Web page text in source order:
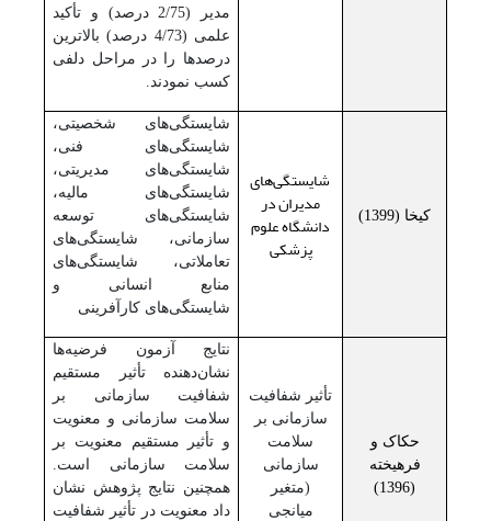
مدیر (2/75 درصد) و تأکید
علمی (4/73 درصد) بالاترین
درصدها را در مراحل دلفی
کسب نمودند.
کیخا (1399)
شایستگی‌های
مدیران در
دانشگاه‌ علوم
پزشکی
شایستگی‌های شخصیتی،
شایستگی‌های فنی،
شایستگی‌های مدیریتی،
شایستگی‌های مالیه،
شایستگی‌های توسعه
سازمانی، شایستگی‌های
تعاملاتی، شایستگی‌های
منابع انسانی و
شایستگی‌های کارآفرینی
حکاک و
فرهیخته
(1396)
تأثیر شفافیت
سازمانی بر
سلامت
سازمانی
(متغیر
میانجی
نتایج آزمون فرضیه‌ها
نشان‌دهنده تأثیر مستقیم
شفافیت سازمانی بر
سلامت سازمانی و معنویت
و تأثیر مستقیم معنویت بر
سلامت سازمانی است.
همچنین نتایج پژوهش نشان
داد معنویت در تأثیر شفافیت